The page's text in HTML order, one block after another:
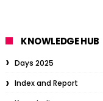
KNOWLEDGE HUB
Days 2025
Index and Report